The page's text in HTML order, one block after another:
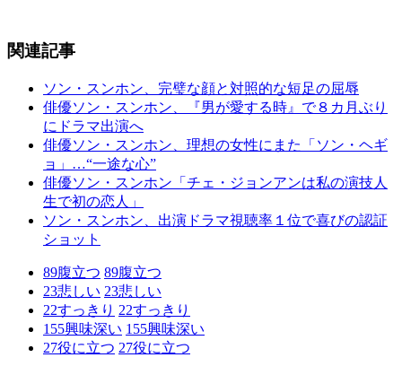
関連記事
ソン・スンホン、完璧な顔と対照的な短足の屈辱
俳優ソン・スンホン、『男が愛する時』で８カ月ぶり
にドラマ出演へ
俳優ソン・スンホン、理想の女性にまた「ソン・ヘギ
ョ」…“一途な心”
俳優ソン・スンホン「チェ・ジョンアンは私の演技人
生で初の恋人」
ソン・スンホン、出演ドラマ視聴率１位で喜びの認証
ショット
89腹立つ 89腹立つ
23悲しい 23悲しい
22すっきり 22すっきり
155興味深い 155興味深い
27役に立つ 27役に立つ